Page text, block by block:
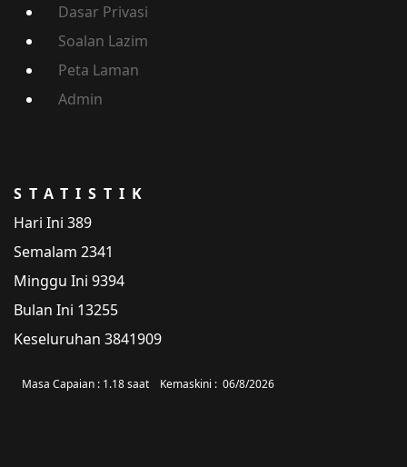
Dasar Privasi
Soalan Lazim
Peta Laman
Admin
STATISTIK
Hari Ini 389
Semalam 2341
Minggu Ini 9394
Bulan Ini 13255
Keseluruhan 3841909
Masa Capaian : 1.18 saat Kemaskini : 06/8/2026